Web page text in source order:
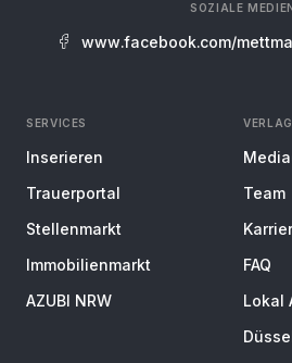
SOZIALE
www.facebook.com/
SERVICES
Inserieren
Trauerportal
Stellenmarkt
Immobilienmarkt
AZUBI NRW
VERLAG
Team
FAQ
Lokal